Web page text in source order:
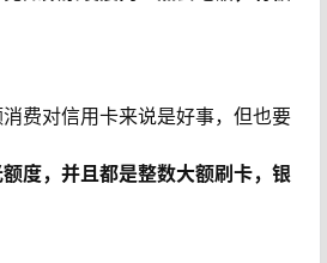
消费对信用卡来说是好事，但也要
度，并且都是整数大额刷卡，银